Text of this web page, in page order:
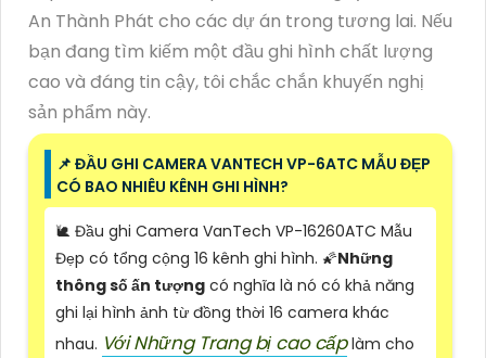
An Thành Phát cho các dự án trong tương lai. Nếu
bạn đang tìm kiếm một đầu ghi hình chất lượng
cao và đáng tin cậy, tôi chắc chắn khuyến nghị
sản phẩm này.
📌 ĐẦU GHI CAMERA VANTECH VP-6ATC MẪU ĐẸP
CÓ BAO NHIÊU KÊNH GHI HÌNH?
🐌 Đầu ghi Camera VanTech VP-16260ATC Mẫu
Đẹp có tổng cộng 16 kênh ghi hình. 🌠Những
thông số ấn tượng có nghĩa là nó có khả năng
ghi lại hình ảnh từ đồng thời 16 camera khác
nhau. Với Những Trang bị cao cấplàm cho